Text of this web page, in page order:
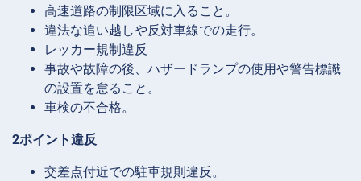
高速道路の制限区域に入ること。
違法な追い越しや反対車線での走行。
レッカー規制違反
事故や故障の後、ハザードランプの使用や警告標識
の設置を怠ること。
車検の不合格。
2ポイント違反
交差点付近での駐車規則違反。